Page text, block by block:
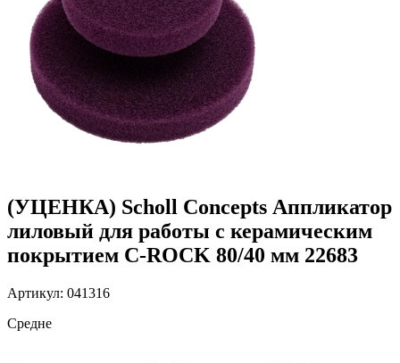
(УЦЕНКА) Scholl Concepts Аппликатор
лиловый для работы с керамическим
покрытием C-ROCK 80/40 мм 22683
Артикул: 041316
Средне